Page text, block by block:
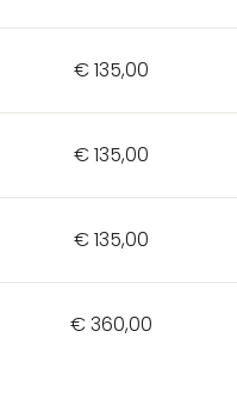
€ 135,00
€ 135,00
€ 135,00
€ 360,00